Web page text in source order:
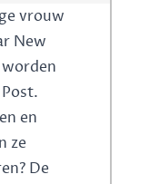
vrouw
New
en
ze
De